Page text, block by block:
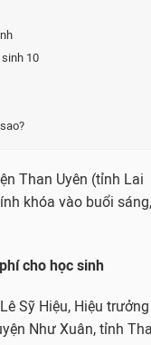
10
Than Uyên (tỉnh Lai
khóa vào buổi
cho học sinh
Sỹ Hiệu, Hiệu trưởng
Như Xuân, tỉnh